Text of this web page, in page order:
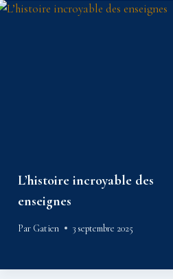
L’histoire incroyable des
enseignes
Par Gatien 3 septembre 2025